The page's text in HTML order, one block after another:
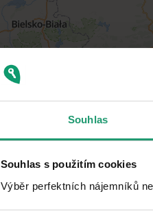
Souhlas
Souhlas s použitím cookies
Výběr perfektních nájemníků